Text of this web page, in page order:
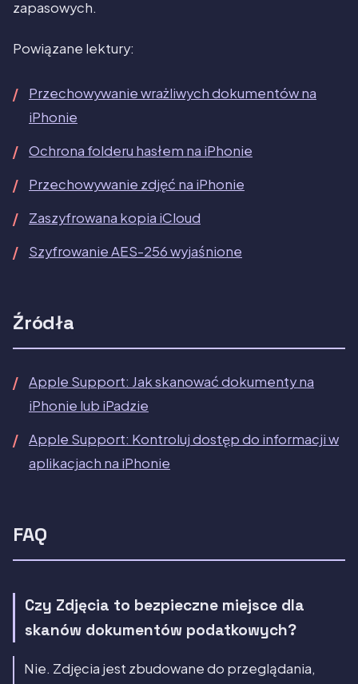
zapasowych.
Powiązane lektury:
Przechowywanie wrażliwych dokumentów na
iPhonie
Ochrona folderu hasłem na iPhonie
Przechowywanie zdjęć na iPhonie
Zaszyfrowana kopia iCloud
Szyfrowanie AES-256 wyjaśnione
Źródła
Apple Support: Jak skanować dokumenty na
iPhonie lub iPadzie
Apple Support: Kontroluj dostęp do informacji w
aplikacjach na iPhonie
FAQ
Czy Zdjęcia to bezpieczne miejsce dla
skanów dokumentów podatkowych?
Nie. Zdjęcia jest zbudowane do przeglądania,